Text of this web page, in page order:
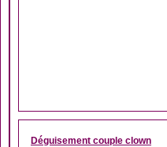
Déguisement couple clown